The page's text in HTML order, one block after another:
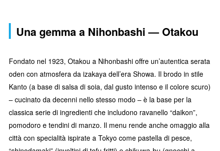
Una gemma a Nihonbashi — Otakou
Fondato nel 1923, Otakou a Nihonbashi offre un’autentica serata
oden con atmosfera da izakaya dell’era Showa. Il brodo in stile
Kanto (a base di salsa di soia, dal gusto intenso e il colore scuro)
– cucinato da decenni nello stesso modo – è la base per la
classica serie di ingredienti che includono ravanello “daikon”,
pomodoro e tendini di manzo. Il menu rende anche omaggio alla
città con specialità ispirate a Tokyo come pastella di pesce,